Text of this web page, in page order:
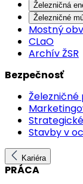
Železničná
Železničné
Mostný
CLaO
Archív ŽSR
Bezpečnosť
Stavby v
Kariéra
PRÁCA